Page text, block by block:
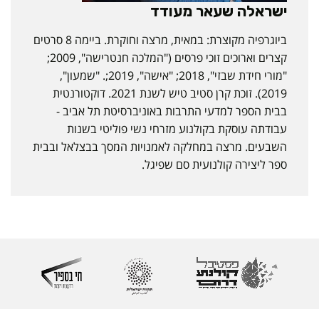
ישראלה שעאר מעודד
ביוגרפיה מקוצרת: במאית, מרצה וחוקרת. ביימה 8 סרטים
קצרים וארוכים זוכי פרסים ("המלכה חנטרישה", 2009;
"מורי חידת שבזי", 2018; "אישה", 2019;. "שמעון",
2019). זוכת קרן סטיב טיש לשנת 2021. דוקטורנטית
בבית הספר למדעי התרבות באוניברסיטת תל אביב -
עבודתה עוסקת בקולנוע מזרחי נשי פוליטי בשנות
השבעים. מרצה במחלקה לאמנויות המסך בבצלאל ובבית
ספר ליצירה קולנועית סם שפיגל.